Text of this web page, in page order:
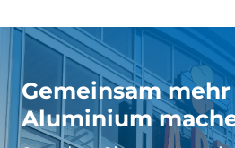
Gemeinsam mehr
Aluminium